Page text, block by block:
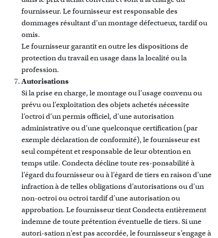
fournisseur. Le fournisseur est responsable des
dommages résultant d’un montage défectueux, tardif ou
omis.
Le fournisseur garantit en outre les dispositions de
protection du travail en usage dans la localité ou la
profession.
Autorisations
Si la prise en charge, le montage ou l’usage convenu ou
prévu ou l’exploitation des objets achetés nécessite
l’octroi d’un permis officiel, d’une autorisation
administrative ou d’une quelconque certification (par
exemple déclaration de conformité), le fournisseur est
seul compétent et responsable de leur obtention en
temps utile. Condecta décline toute res-ponsabilité à
l’égard du fournisseur ou à l’égard de tiers en raison d’une
infraction à de telles obligations d’autorisations ou d’un
non-octroi ou octroi tardif d’une autorisation ou
approbation. Le fournisseur tient Condecta entièrement
indemne de toute prétention éventuelle de tiers. Si une
autori-sation n’est pas accordée, le fournisseur s’engage à